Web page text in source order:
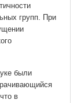
групп. При
были
в